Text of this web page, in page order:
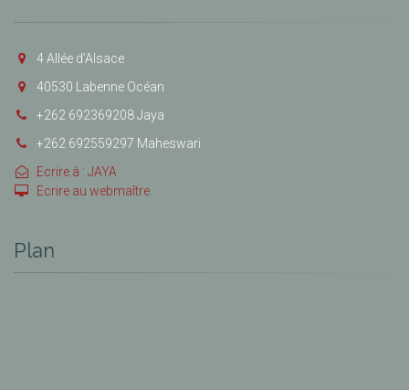
4 Allée d’Alsace
40530 Labenne Océan
+262 692369208 Jaya
+262 692559297 Maheswari
Ecrire à : JAYA
Ecrire au webmaître
Plan